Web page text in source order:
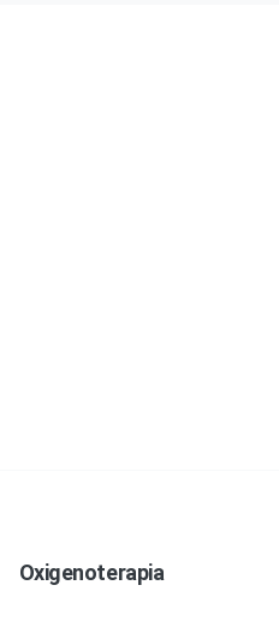
Oxigenoterapia